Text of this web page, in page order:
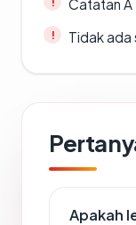
Catatan
Tidak
Apakah